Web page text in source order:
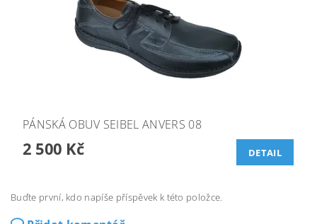
PÁNSKÁ OBUV SEIBEL ANVERS 08
2 500 Kč DETAIL
Buďte první, kdo napíše příspěvek k této položce.